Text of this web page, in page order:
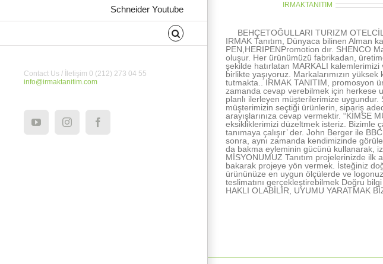
Schneider Youtube
Contact Us / İletişim 0 (212) 273 04 55
info@irmaktanitim.com
YouTubeInstagramFacebook
IRMAKTANITIM
BEHÇETOĞULLARI TURIZM
IRMAK Tanıtım, Dünyaca bilinen Alman
PEN,HERIPENPromotion dır. SHENCO
oluşur. Her ürünümüzü fabrikadan,
şekilde hatırlatan MARKALI kalemlerimizi
birlikte yaşıyoruz. Markalarımızın
tutmakta.. IRMAK TANITIM, promosyon
zamanda cevap verebilmek için herkese
planlı ilerleyen müşterilerimize
müşterimizin seçtiği ürünlerin, sipariş
arayışlarınıza cevap vermektir. “KİMSE
eksikliklerimizi düzeltmek isteriz. Bizimle
tanımaya çalışır’ der. John Berger ile
sonra, aynı zamanda kendimizinde
da bakma eyleminin gücünü kullanarak,
MİSYONUMUZ Tanıtım projelerinizde
bakarak projeye yön vermek. İsteğiniz
ürününüze en uygun ölçülerde ve
teslimatını gerçekleştirebilmek Doğru
HAKLI OLABİLİR, UYUMU YARATMAK